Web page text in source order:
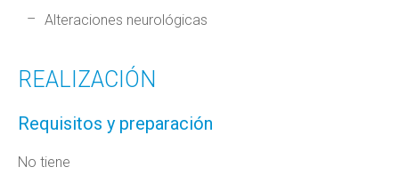
Alteraciones neurológicas
REALIZACIÓN
Requisitos y preparación
No tiene